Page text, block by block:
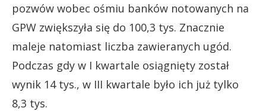
pozwów wobec ośmiu banków notowanych na
GPW zwiększyła się do 100,3 tys. Znacznie
maleje natomiast liczba zawieranych ugód.
Podczas gdy w I kwartale osiągnięty został
wynik 14 tys., w III kwartale było ich już tylko
8,3 tys.